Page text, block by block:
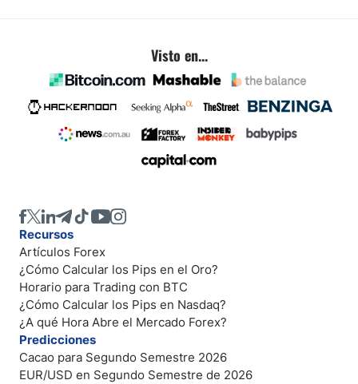
Visto en...
Recursos
Artículos Forex
¿Cómo Calcular los Pips en el Oro?
Horario para Trading con BTC
¿Cómo Calcular los Pips en Nasdaq?
¿A qué Hora Abre el Mercado Forex?
Predicciones
Cacao para Segundo Semestre 2026
EUR/USD en Segundo Semestre de 2026